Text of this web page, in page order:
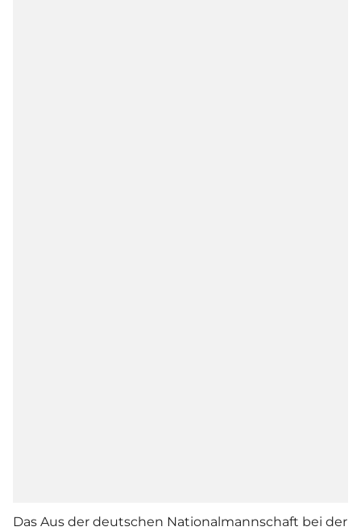
Das Aus der deutschen Nationalmannschaft bei der